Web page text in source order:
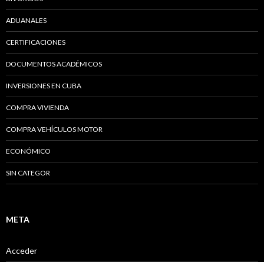
ADUANALES
CERTIFICACIONES
DOCUMENTOS ACADÉMICOS
INVERSIONES EN CUBA
COMPRA VIVIENDA
COMPRA VEHÍCULOS MOTOR
ECONÓMICO
SIN CATEGOR
META
Acceder